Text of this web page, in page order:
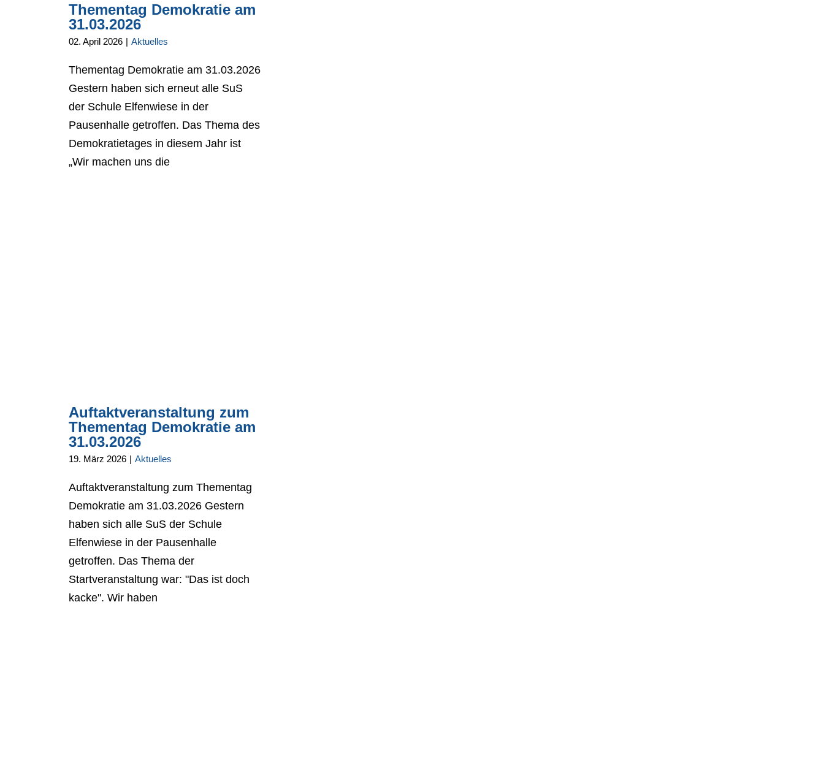
Thementag Demokratie am
31.03.2026
02. April 2026 | Aktuelles
Thementag Demokratie am 31.03.2026
Gestern haben sich erneut alle SuS
der Schule Elfenwiese in der
Pausenhalle getroffen. Das Thema des
Demokratietages in diesem Jahr ist
„Wir machen uns die
Auftaktveranstaltung zum
Thementag Demokratie am
31.03.2026
19. März 2026 | Aktuelles
Auftaktveranstaltung zum Thementag
Demokratie am 31.03.2026 Gestern
haben sich alle SuS der Schule
Elfenwiese in der Pausenhalle
getroffen. Das Thema der
Startveranstaltung war: "Das ist doch
kacke". Wir haben